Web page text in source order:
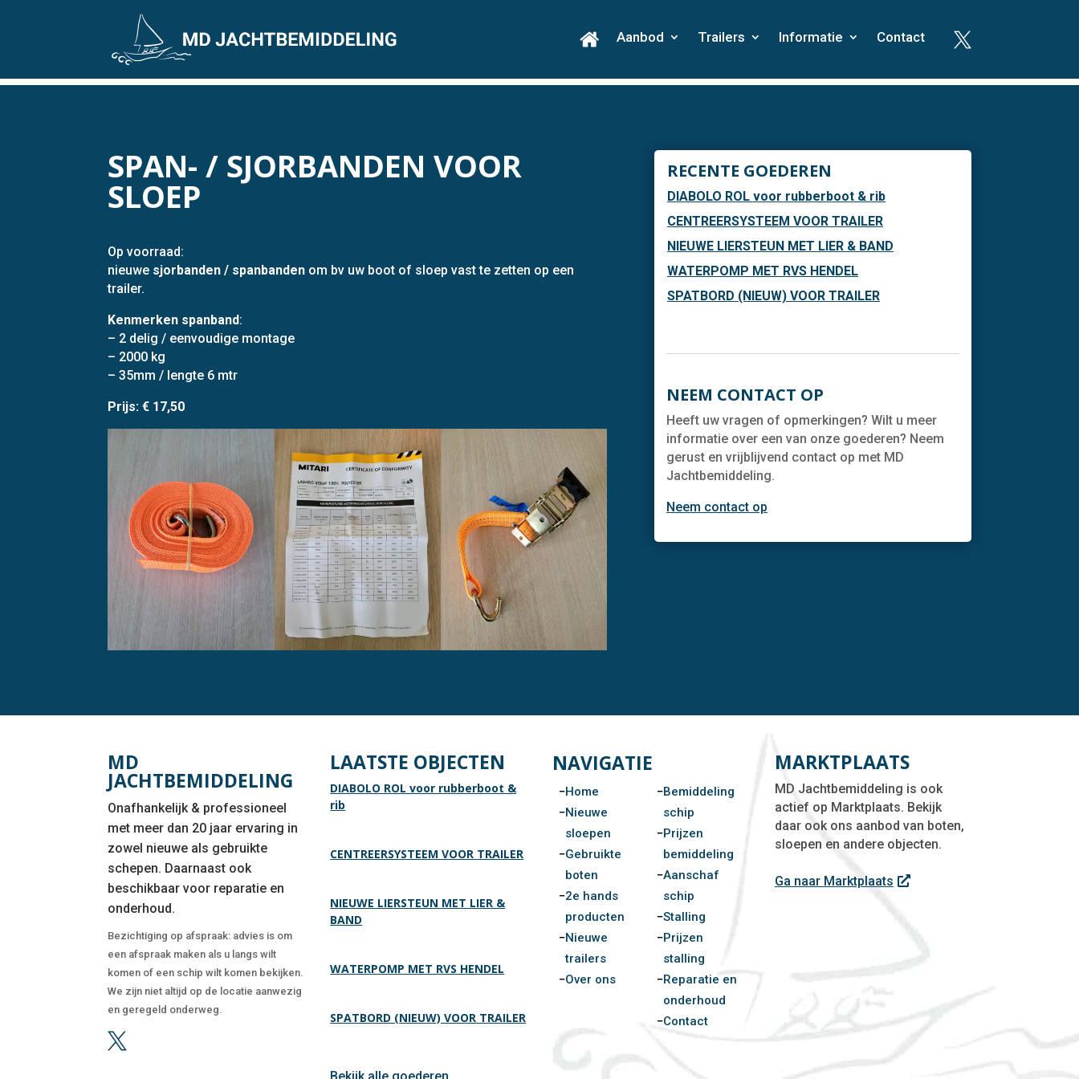
Aanbod Trailers Informatie Contact 
SPAN- / SJORBANDEN VOOR
SLOEP
Op voorraad:
nieuwe sjorbanden / spanbanden om bv uw boot of sloep vast te zetten op een
trailer.
Kenmerken spanband:
– 2 delig / eenvoudige montage
– 2000 kg
– 35mm / lengte 6 mtr
Prijs: € 17,50
RECENTE GOEDEREN
DIABOLO ROL voor rubberboot & rib
CENTREERSYSTEEM VOOR TRAILER
NIEUWE LIERSTEUN MET LIER & BAND
WATERPOMP MET RVS HENDEL
SPATBORD (NIEUW) VOOR TRAILER
NEEM CONTACT OP
Heeft uw vragen of opmerkingen? Wilt u meer
informatie over een van onze goederen? Neem
gerust en vrijblijvend contact op met MD
Jachtbemiddeling.
Neem contact op
MD
JACHTBEMIDDELING
Onafhankelijk & professioneel
met meer dan 20 jaar ervaring in
zowel nieuwe als gebruikte
schepen. Daarnaast ook
beschikbaar voor reparatie en
onderhoud.
Bezichtiging op afspraak: advies is om
een afspraak maken als u langs wilt
komen of een schip wilt komen bekijken.
We zijn niet altijd op de locatie aanwezig
en geregeld onderweg.

LAATSTE OBJECTEN
DIABOLO ROL voor rubberboot &
rib
CENTREERSYSTEEM VOOR TRAILER
NIEUWE LIERSTEUN MET LIER &
BAND
WATERPOMP MET RVS HENDEL
SPATBORD (NIEUW) VOOR TRAILER
NAVIGATIE
Home
Nieuwe
sloepen
Gebruikte
boten
2e hands
producten
Nieuwe
trailers
Over ons
Bemiddeling
schip
Prijzen
bemiddeling
Aanschaf
schip
Stalling
Prijzen
stalling
Reparatie en
onderhoud
Contact
MARKTPLAATS
MD Jachtbemiddeling is ook
actief op Marktplaats. Bekijk
daar ook ons aanbod van boten,
sloepen en andere objecten.
Ga naar Marktplaats